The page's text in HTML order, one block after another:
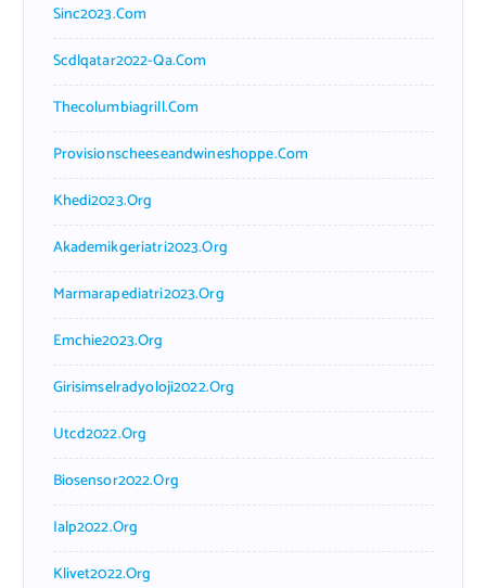
Sinc2023.com
Scdlqatar2022-Qa.com
Thecolumbiagrill.com
Provisionscheeseandwineshoppe.com
Khedi2023.org
Akademikgeriatri2023.org
Marmarapediatri2023.org
Emchie2023.org
Girisimselradyoloji2022.org
Utcd2022.org
Biosensor2022.org
Ialp2022.org
Klivet2022.org